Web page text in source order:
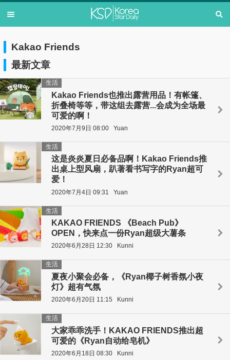
Kakao Friends
最新文章
Kakao Friends也推出露营用品！有帐篷、
折叠椅等等，带这组去露营...会成为全场最
可爱的啊！
生活
2020年7月9日 08:00 Yuan
这是炎炎夏日必备品啊！Kakao Friends推
出桌上型风扇，趴著看书写字的Ryan超可
爱！
生活
2020年7月4日 09:31 Yuan
KAKAO FRIENDS 《Beach Pub》
OPEN，快来点一份Ryan超级大薯条
生活
2020年6月28日 12:30 Kunni
夏夜小聚会必备，《Ryan椰子树香氛小夜
灯》超有气氛
生活
2020年6月20日 11:15 Kunni
大家乖乖洗手！KAKAO FRIENDS推出超
可爱的《Ryan自动给皂机》
生活
2020年6月18日 08:30 Kunni